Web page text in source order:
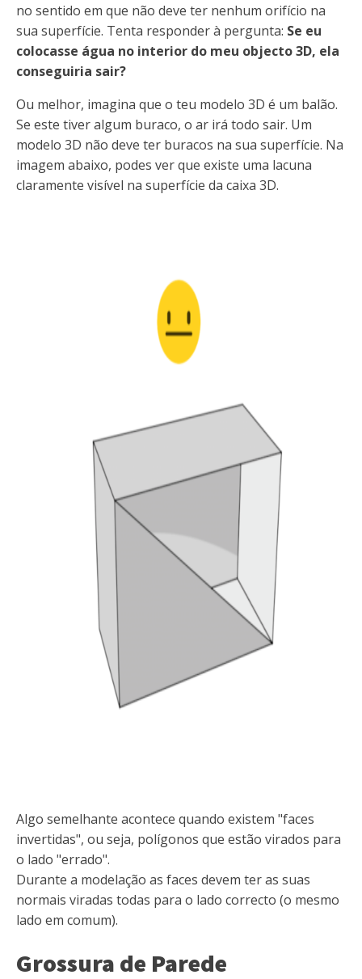
no sentido em que não deve ter nenhum orifício na
sua superfície. Tenta responder à pergunta: Se eu
colocasse água no interior do meu objecto 3D, ela
conseguiria sair?
Ou melhor, imagina que o teu modelo 3D é um balão.
Se este tiver algum buraco, o ar irá todo sair. Um
modelo 3D não deve ter buracos na sua superfície. Na
imagem abaixo, podes ver que existe uma lacuna
claramente visível na superfície da caixa 3D.
Algo semelhante acontece quando existem "faces
invertidas", ou seja, polígonos que estão virados para
o lado "errado".
Durante a modelação as faces devem ter as suas
normais viradas todas para o lado correcto (o mesmo
lado em comum).
Grossura de Parede